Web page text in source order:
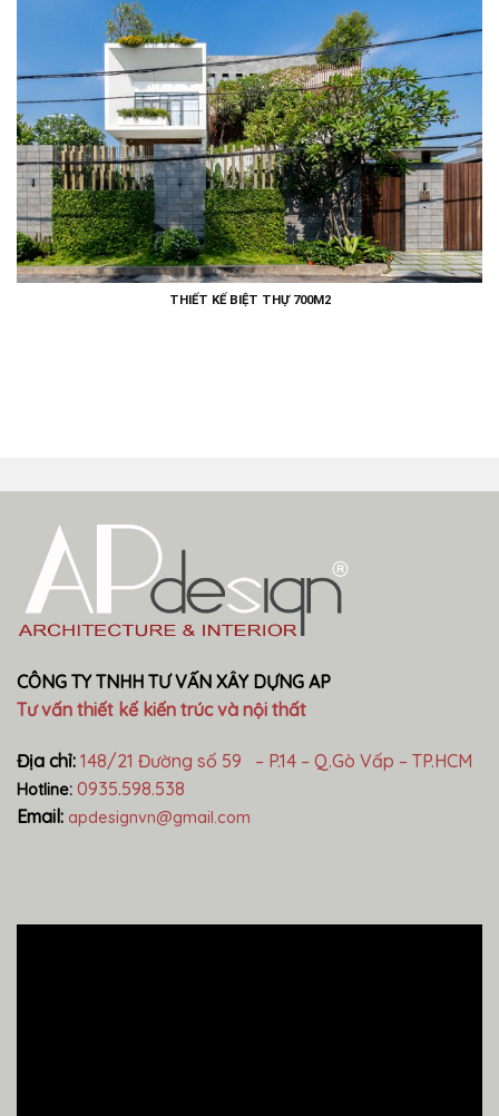
THIẾT KẾ BIỆT THỰ 700M2
CÔNG TY TNHH TƯ VẤN XÂY DỰNG AP
Tư vấn thiết kế kiến trúc và nội thất
Địa chỉ: 148/21 Đường số 59 – P.14 – Q.Gò Vấp – TP.HCM
Hotline: 0935.598.538
Email: apdesignvn@gmail.com